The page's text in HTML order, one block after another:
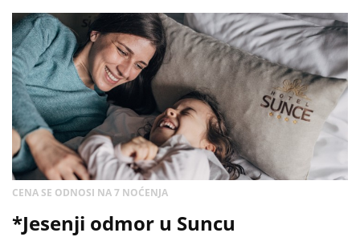
CENA SE ODNOSI NA 7 NOĆENJA
*Jesenji odmor u Suncu